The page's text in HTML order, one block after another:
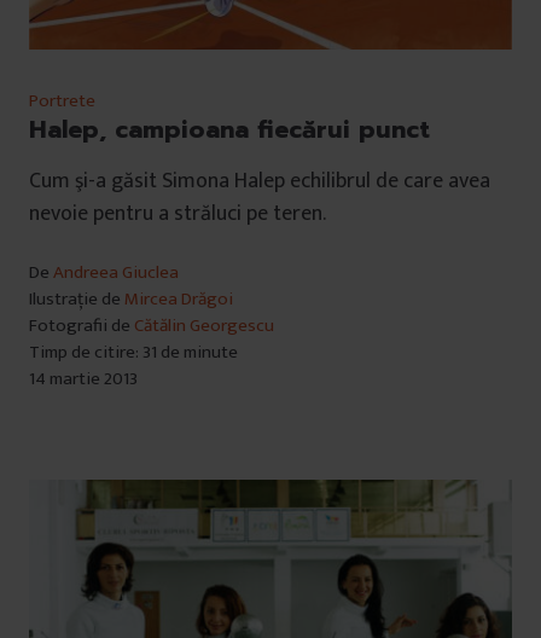
Portrete
Halep, campioana fiecărui punct
Cum şi-a găsit Simona Halep echilibrul de care avea
nevoie pentru a străluci pe teren.
DeAndreea Giuclea
Ilustrație de Mircea Drăgoi
Fotografii de Cătălin Georgescu
Timp de citire: 31 de minute
14 martie 2013